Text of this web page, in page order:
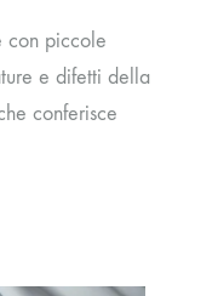
con piccole
e difetti della
conferisce